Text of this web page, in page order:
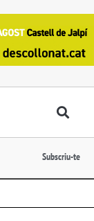
Subscriu-te